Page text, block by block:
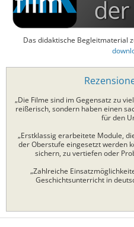
Das didaktische Begleitmaterial
„Die Filme sind im Gegensatz zu
reißerisch, sondern haben einen
für den
„Erstklassig erarbeitete Module,
der Oberstufe eingesetzt werden
sichern, zu vertiefen oder
„Zahlreiche
Geschichtsunterricht in